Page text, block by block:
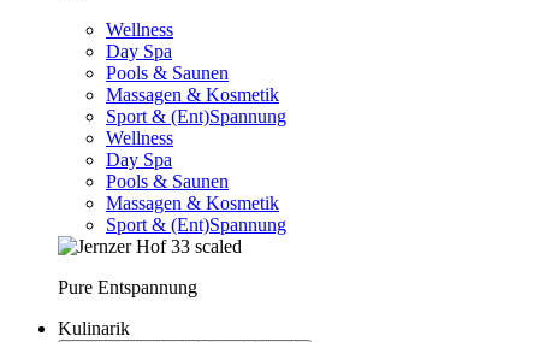
Wellness
Day Spa
Pools & Saunen
Massagen & Kosmetik
Sport & (Ent)Spannung
Wellness
Day Spa
Pools & Saunen
Massagen & Kosmetik
Sport & (Ent)Spannung
Pure Entspannung
Kulinarik